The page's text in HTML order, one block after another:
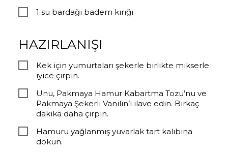
1 su bardağı badem kırığı
HAZIRLANIŞI
Kek için yumurtaları şekerle birlikte mikserle
iyice çırpın.
Unu, Pakmaya Hamur Kabartma Tozu’nu ve
Pakmaya Şekerli Vanilin’i ilave edin. Birkaç
dakika daha çırpın.
Hamuru yağlanmış yuvarlak tart kalıbına
dökün.